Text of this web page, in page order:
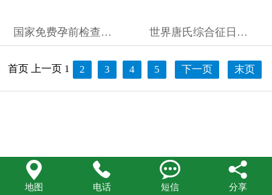
国家免费孕前检查全攻略：备孕夫妇必看的注意事项和健康保障 世界唐氏综合征日：守护“唐宝宝”用爱点亮希望之光
首页 上一页 1 2 3 4 5 下一页 末页

地图

电话

短信

分享